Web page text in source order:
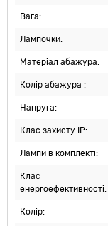
Вага:
Лампочки:
Матеріал абажура:
Колір абажура :
Напруга:
Клас захисту IP:
Лампи в комплекті:
Клас
енергоефективності:
Колір: